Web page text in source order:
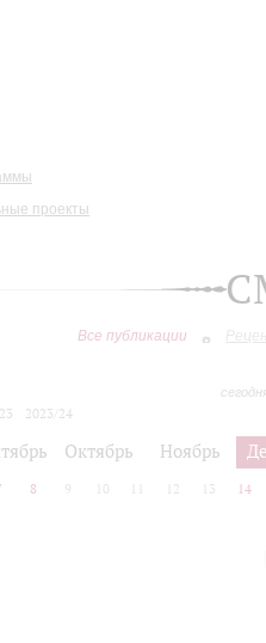
проекты
Все публикации
2023/24
Октябрь Ноябрь
8 9 10 12 13 14